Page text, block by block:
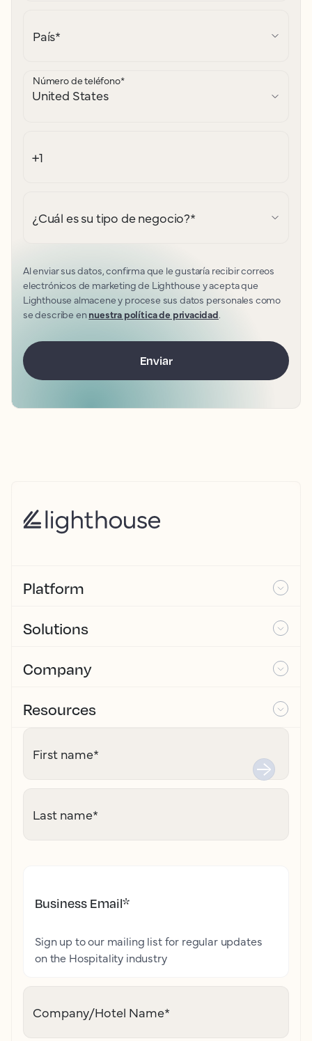
País*
Número de teléfono*
¿Cuál es su tipo de negocio?*
Al enviar sus datos, confirma que le gustaría recibir correos
electrónicos de marketing de Lighthouse y acepta que
Lighthouse almacene y procese sus datos personales como
se describe en nuestra política de privacidad.
Platform
Solutions
Company
Resources
First name*
Last name*
Business Email*
Sign up to our mailing list for regular updates
on the Hospitality industry
Company/Hotel Name*